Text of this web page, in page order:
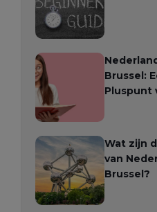
Brussel:
Pluspunt
Wat zijn
van
Brussel?